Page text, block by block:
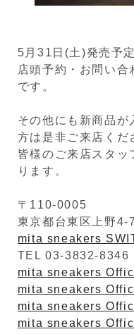
5月31日(土)発売予定
店頭予約・お問い
です。
その他にも新商品が
方は是非ご来店くだ
皆様のご来店スタッ
ります。
〒110-0005
東京都台東区上野4-
mita sneakers
TEL 03-3832-8346
mita sneakers
mita sneakers
mita sneakers
mita sneakers